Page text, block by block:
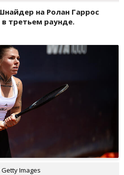
на Ролан Гаррос
третьем раунде.
Images